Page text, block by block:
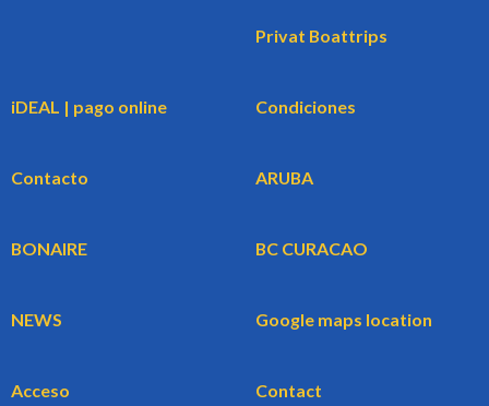
Privat Boattrips
iDEAL | pago online Condiciones
Contacto ARUBA
BONAIRE BC CURACAO
NEWS Google maps location
Acceso Contact